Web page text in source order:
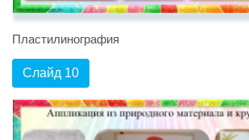
Пластилинография
Слайд 10